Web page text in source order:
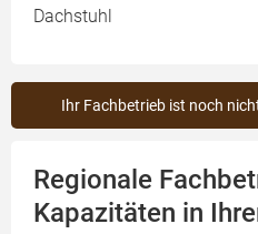
Dachstuhl
Ihr Fachbetrieb ist noch
Regionale
Kapazitäten in